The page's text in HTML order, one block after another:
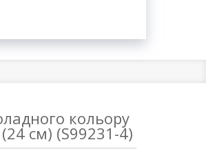
кольору
см) (S99231-4)